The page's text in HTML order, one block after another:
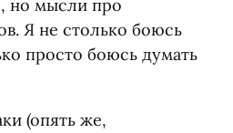
но мысли про
Я не столько боюсь
просто боюсь думать
(опять же,